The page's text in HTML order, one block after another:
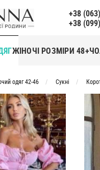
+38
+38
ЖІНОЧІ РОЗМІРИ 48+
одяг 42-46 Сукні